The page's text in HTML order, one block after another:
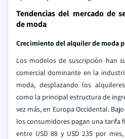
Tendencias del mercado de
de moda
Crecimiento del alquiler de moda
Los modelos de suscripción han
comercial dominante en la
moda, desplazando los
como la principal estructura de
vez más, en Europa Occidental.
los consumidores pagan una tarifa
entre USD 88 y USD 235 por